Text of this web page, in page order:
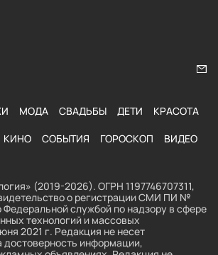
МОДА СВАДЬБЫ ДЕТИ КРАСОТА
КИНО СОБЫТИЯ ГОРОСКОП ВИДЕО
(2019-2026). ОГРН 1197746707311,
о регистрации СМИ ПИ №
службой по надзору в сфере
технологий и массовых
2021 г. Редакция не несет
достоверность информации,